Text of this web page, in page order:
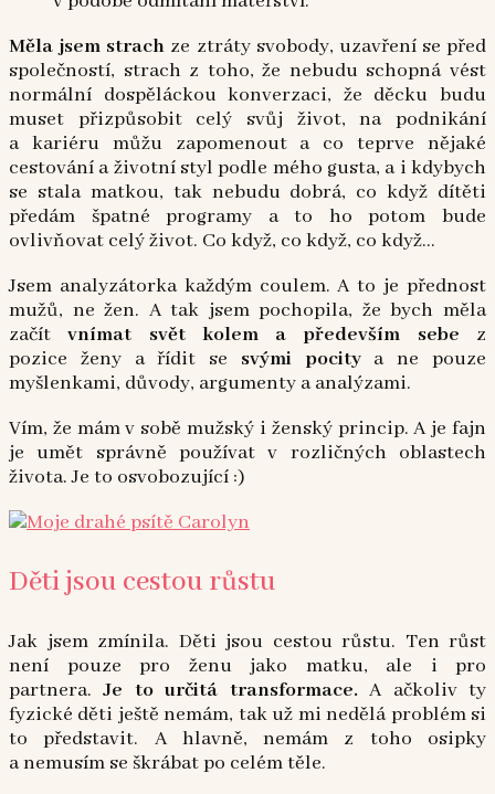
Měla jsem strach ze ztráty svobody, uzavření se před
společností, strach z toho, že nebudu schopná vést
normální dospěláckou konverzaci, že děcku budu
muset přizpůsobit celý svůj život, na podnikání
a kariéru můžu zapomenout a co teprve nějaké
cestování a životní styl podle mého gusta, a i kdybych
se stala matkou, tak nebudu dobrá, co když dítěti
předám špatné programy a to ho potom bude
ovlivňovat celý život. Co když, co když, co když…
Jsem analyzátorka každým coulem. A to je přednost
mužů, ne žen. A tak jsem pochopila, že bych měla
začítvnímat svět kolem a především sebe z
pozice ženy a řídit se svými pocitya ne pouze
myšlenkami, důvody, argumenty a analýzami.
Vím, že mám v sobě mužský i ženský princip. A je fajn
je umět správně používat v rozličných oblastech
života. Je to osvobozující :)
Děti jsou cestou růstu
Jak jsem zmínila. Děti jsou cestou růstu. Ten růst
není pouze pro ženu jako matku, ale i pro
partnera.Je to určitá transformace.A ačkoliv ty
fyzické děti ještě nemám, tak už mi nedělá problém si
to představit. A hlavně, nemám z toho osipky
a nemusím se škrábat po celém těle.